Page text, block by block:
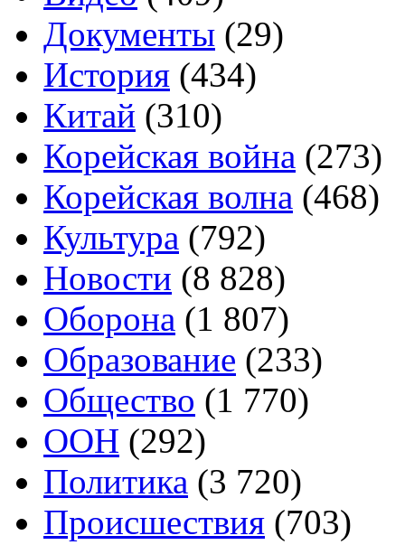
Документы (29)
История (434)
Китай (310)
Корейская война (273)
Корейская волна (468)
Культура (792)
Новости (8 828)
Оборона (1 807)
Образование (233)
Общество (1 770)
ООН (292)
Политика (3 720)
Происшествия (703)